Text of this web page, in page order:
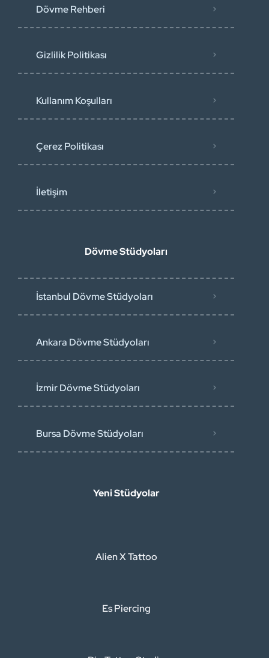
Dövme Rehberi
Gizlilik Politikası
Kullanım Koşulları
Çerez Politikası
İletişim
Dövme Stüdyoları
İstanbul Dövme Stüdyoları
Ankara Dövme Stüdyoları
İzmir Dövme Stüdyoları
Bursa Dövme Stüdyoları
Yeni Stüdyolar
Alien X Tattoo
Es Piercing